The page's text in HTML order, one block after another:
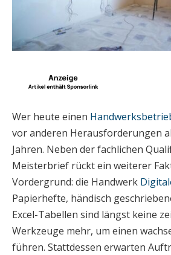
Wer heute einen
vor anderen Herausforderungen
Jahren. Neben der fachlichen
Meisterbrief rückt ein weiterer
Vordergrund: die Handwerk
Papierhefte, händisch
Excel-Tabellen sind längst keine
Werkzeuge mehr, um einen
führen. Stattdessen erwarten